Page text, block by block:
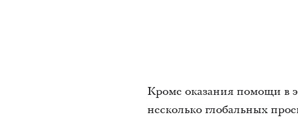
Кроме оказания помощи в
несколько глобальных